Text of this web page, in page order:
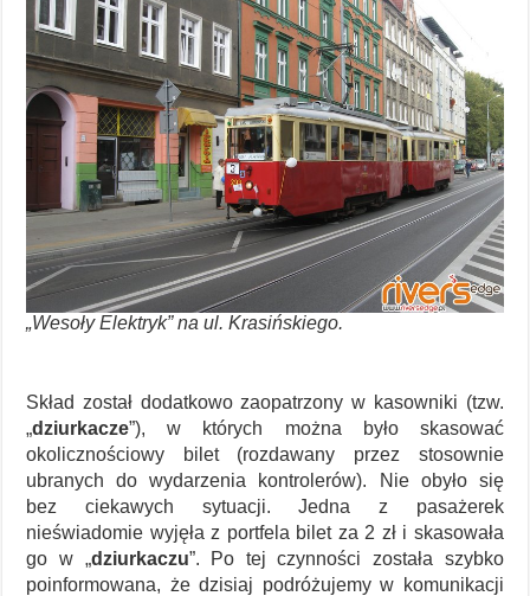
„Wesoły Elektryk” na ul. Krasińskiego.
Skład został dodatkowo zaopatrzony w kasowniki (tzw.
„dziurkacze”), w których można było skasować
okolicznościowy bilet (rozdawany przez stosownie
ubranych do wydarzenia kontrolerów). Nie obyło się
bez ciekawych sytuacji. Jedna z pasażerek
nieświadomie wyjęła z portfela bilet za 2 zł i skasowała
go w „dziurkaczu”. Po tej czynności została szybko
poinformowana, że dzisiaj podróżujemy w komunikacji